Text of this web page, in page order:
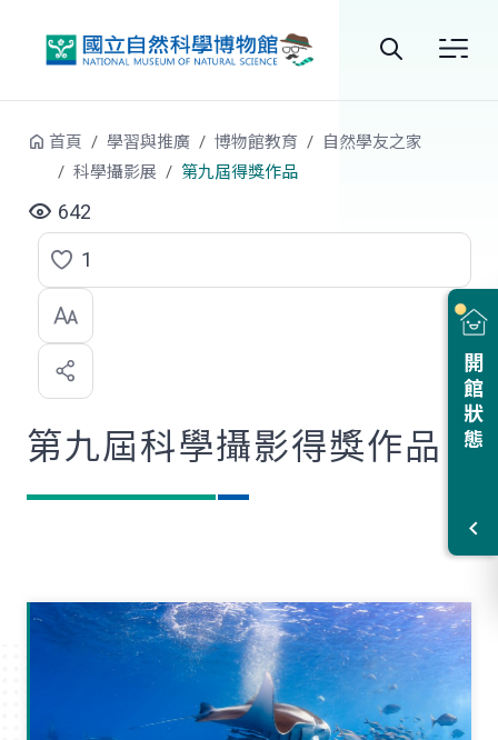
站
開館狀態
首頁 學習與推廣 博物館教育
自然學友之家
科學攝影展
第九屆得獎作品
642
點
選
喜
歡
1
第九屆科學攝影得獎作品